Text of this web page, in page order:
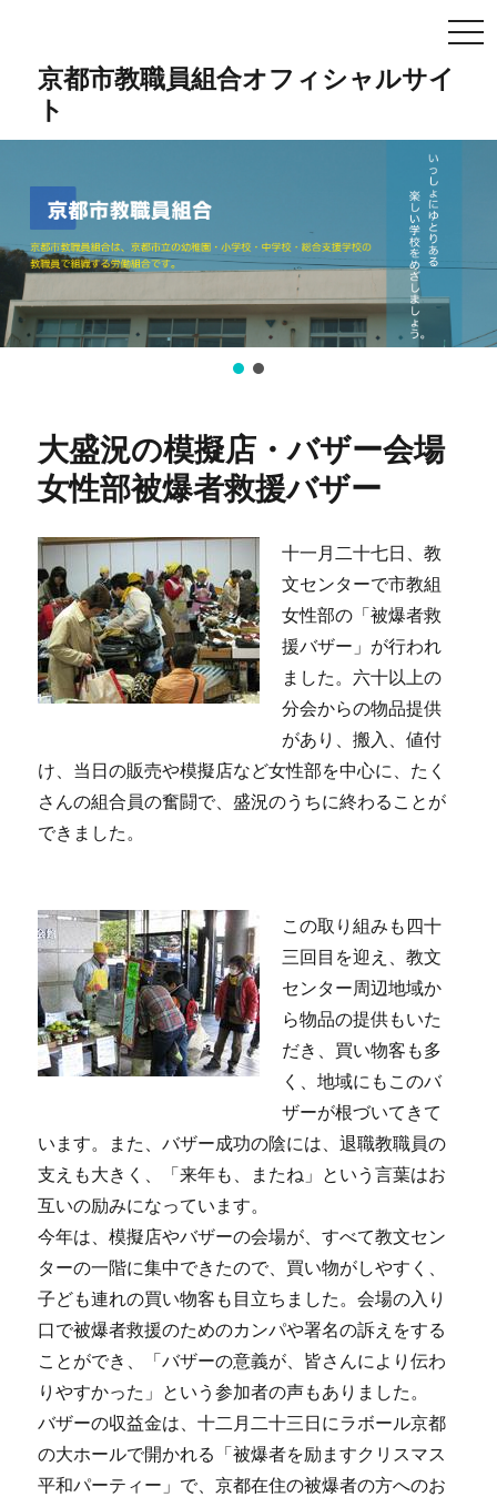
京都市教職員組合オフィシャルサイ
ト
大盛況の模擬店・バザー会場
女性部被爆者救援バザー
十一月二十七日、教
文センターで市教組
女性部の「被爆者救
援バザー」が行われ
ました。六十以上の
分会からの物品提供
があり、搬入、値付
け、当日の販売や模擬店など女性部を中心に、たく
さんの組合員の奮闘で、盛況のうちに終わることが
できました。
この取り組みも四十
三回目を迎え、教文
センター周辺地域か
ら物品の提供もいた
だき、買い物客も多
く、地域にもこのバ
ザーが根づいてきて
います。また、バザー成功の陰には、退職教職員の
支えも大きく、「来年も、またね」という言葉はお
互いの励みになっています。
今年は、模擬店やバザーの会場が、すべて教文セン
ターの一階に集中できたので、買い物がしやすく、
子ども連れの買い物客も目立ちました。会場の入り
口で被爆者救援のためのカンパや署名の訴えをする
ことができ、「バザーの意義が、皆さんにより伝わ
りやすかった」という参加者の声もありました。
バザーの収益金は、十二月二十三日にラボール京都
の大ホールで開かれる「被爆者を励ますクリスマス
平和パーティー」で、京都在住の被爆者の方へのお